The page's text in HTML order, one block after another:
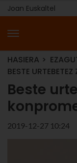
Joan Euskaltel
HASIERA
BESTE
Beste
2019-12-27 10:24